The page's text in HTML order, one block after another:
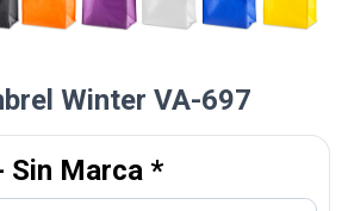
Winter VA-697
Sin Marca *